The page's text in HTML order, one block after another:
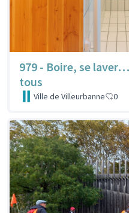
979 - Boire, se
tous
Ville de Villeurbanne 0